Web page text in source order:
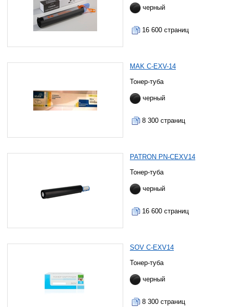
черный
16 600 страниц
MAK C-EXV-14
Тонер-туба
черный
8 300 страниц
PATRON PN-CEXV14
Тонер-туба
черный
16 600 страниц
SOV C-EXV14
Тонер-туба
черный
8 300 страниц